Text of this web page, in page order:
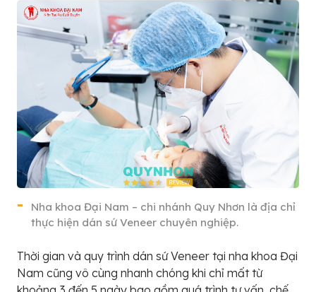
Nha khoa Đại Nam – chi nhánh Quy Nhơn là địa chỉ
thực hiện dán sứ Veneer chuyên nghiệp.
Thời gian và quy trình dán sứ Veneer tại nha khoa Đại
Nam cũng vô cùng nhanh chóng khi chỉ mất từ